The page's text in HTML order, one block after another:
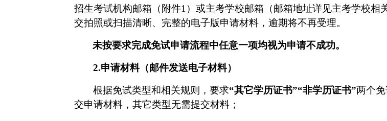
招生考试机构邮箱（附件1 ）或主考学校邮箱（邮箱地址详见主考学校相
交拍照或扫描清晰、完整的电子版申请材料，逾期将不再受理。
未按要求完成免试申请流程中任意一项均视为申请不成功。
2.申请材料（邮件发送电子材料）
根据免试类型和相关规则 ，要求“其它学历证书”“非学历证书”两个
交申请材料，其它类型无需提交材料；